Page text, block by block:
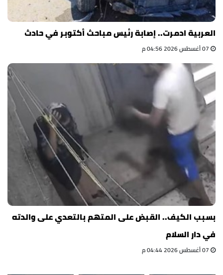
العربية ادمرت.. إصابة رئيس مباحث أكتوبر في حادث
بسبب الكيف.. القبض على المتهم بالتعدي على والدته
في دار السلام